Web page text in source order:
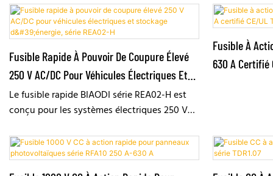
véhicules électriques et les systèmes CC
automobiles. Avec une tension nominale de
1000 V CC, des courants nominaux de 10 A à
50 A et un pouvoir de coupure de 10 kA à 2
ms, il assure une protection rapide et stable
des circuits auxiliaires, des systèmes de
batteries et des applications haute tension
des véhicules électriques. Cette série
hautes températures, aux vibrations
mécaniques, aux chocs et aux
circuits dans
des
nominale de
A à 100 A, il
élevé, une
Fusible Rapide À Pouvoir De Coupure Élevé
250 V AC/DC Pour Véhicules Électriques Et
Stockage D'énergie, Série REA02-H
Le fusible rapide BIAODI série REA02-H est
conçu pour les systèmes électriques 250 V
600 A et d'excellentes caractéristiques de
protection contre les courts-circuits (100 kA
AC/50 kA DC). Conforme aux normes
Fusible À
630 A Certifié